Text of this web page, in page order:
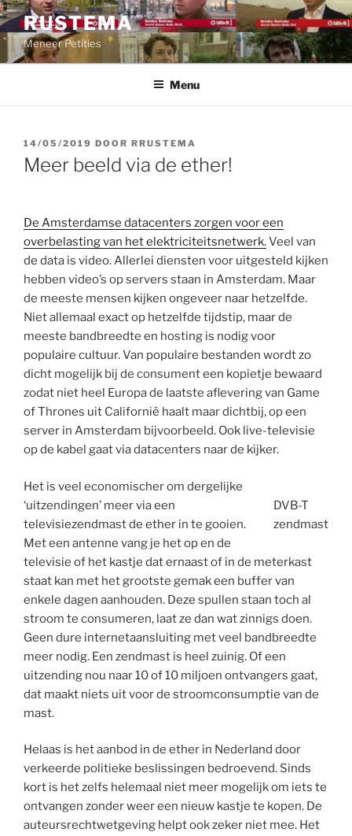
Ga
naar
inhoud
RUSTEMA
Meneer Petities
Menu
GEPLAATST
OP
14/05/2019 DOOR RRUSTEMA
Meer beeld via de ether!
De Amsterdamse datacenters zorgen voor een
overbelasting van het elektriciteitsnetwerk.Veel van
de data is video. Allerlei diensten voor uitgesteld kijken
hebben video’s op servers staan in Amsterdam. Maar
de meeste mensen kijken ongeveer naar hetzelfde.
Niet allemaal exact op hetzelfde tijdstip, maar de
meeste bandbreedte en hosting is nodig voor
populaire cultuur. Van populaire bestanden wordt zo
dicht mogelijk bij de consument een kopietje bewaard
zodat niet heel Europa de laatste aflevering van Game
of Thrones uit Californië haalt maar dichtbij, op een
server in Amsterdam bijvoorbeeld. Ook live-televisie
op de kabel gaat via datacenters naar de kijker.
DVB-T
zendmast
Het is veel economischer om dergelijke
‘uitzendingen’ meer via een
televisiezendmast de ether in te gooien.
Met een antenne vang je het op en de
televisie of het kastje dat ernaast of in de meterkast
staat kan met het grootste gemak een buffer van
enkele dagen aanhouden. Deze spullen staan toch al
stroom te consumeren, laat ze dan wat zinnigs doen.
Geen dure internetaansluiting met veel bandbreedte
meer nodig. Een zendmast is heel zuinig. Of een
uitzending nou naar 10 of 10 miljoen ontvangers gaat,
dat maakt niets uit voor de stroomconsumptie van de
mast.
Helaas is het aanbod in de ether in Nederland door
verkeerde politieke beslissingen bedroevend. Sinds
kort is het zelfs helemaal niet meer mogelijk om iets te
ontvangen zonder weer een nieuw kastje te kopen. De
auteursrechtwetgeving helpt ook zeker niet mee. Het